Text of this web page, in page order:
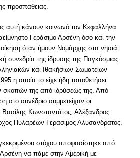
προσπάθειας.
αυτή κάνουν κοινωνό τον Κεφαλλήνα
Γεράσιμο Αρσένη όσο και την
όταν ήμουν Νομάρχης στα νησιά
συνεδρία της ίδρυσης της Παγκόσμιας
και Ιθακήσιων Σωματείων
η οποία το είχε ήδη τοποθετήσει
σκοπών της από ιδρύσεώς της. Από
στο συνέδριο συμμετείχαν οι
Βασίλης Κωνσταντάτος, Αλέξανδρος
Πυλαρέων Γεράσιμος Αλυσανδράτος.
στόχου αποφασίστηκε από
να πάμε στην Αμερική με